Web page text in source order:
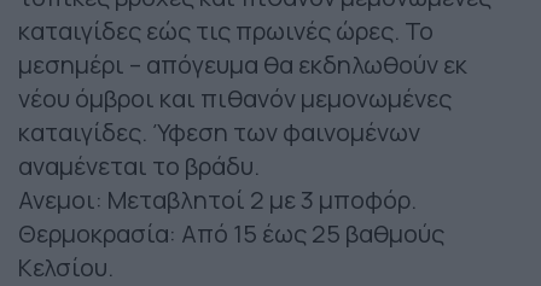
καταιγίδες εώς τις πρωινές ώρες. Το
μεσημέρι – απόγευμα θα εκδηλωθούν εκ
νέου όμβροι και πιθανόν μεμονωμένες
καταιγίδες. Ύφεση των φαινομένων
αναμένεται το βράδυ.
Ανεμοι: Μεταβλητοί 2 με 3 μποφόρ.
Θερμοκρασία: Από 15 έως 25 βαθμούς
Κελσίου.